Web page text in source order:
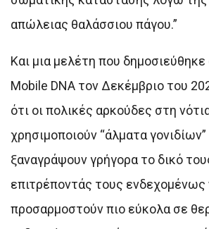
απώλειας θαλάσσιου πάγου.”
Και μια μελέτη που
Mobile DNA τον Δεκέμβριο του
ότι οι πολικές αρκούδες στη
χρησιμοποιούν “άλματα γονιδίων”
ξαναγράψουν γρήγορα το δικό
επιτρέποντάς τους ενδεχομένως
προσαρμοστούν πιο εύκολα σε